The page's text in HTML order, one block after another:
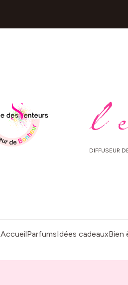
l
DIFFUSEUR
AccueilParfumsIdées cadeauxBien